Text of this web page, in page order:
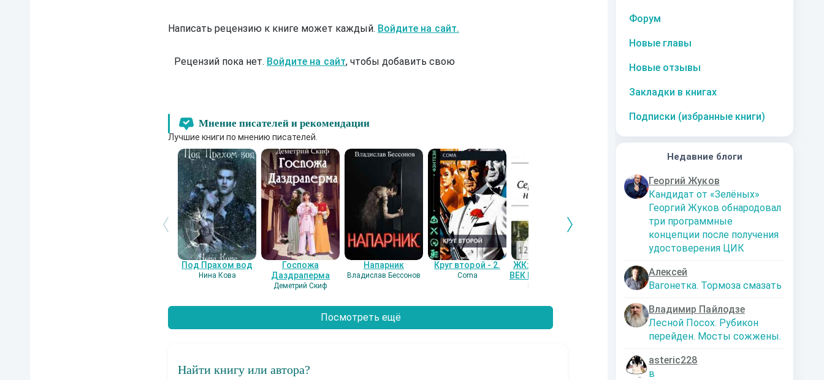
Форум
Новые главы
Новые отзывы
Закладки в книгах
Подписки (избранные книги)
Недавние блоги
Георгий Жуков
Кандидат от «Зелёных»
Георгий Жуков обнародовал
три программные
концепции после получения
удостоверения ЦИК
Алексей
Вагонетка. Тормоза смазать
Владимир Пайлодзе
Лесной Посох. Рубикон
перейден. Мосты сожжены.
asteric228
в
Написать рецензию к книге может каждый. Войдите на сайт.
Рецензий пока нет. Войдите на сайт, чтобы добавить свою
Мнение писателей и рекомендации
Лучшие книги по мнению писателей.
Под Прахом вод
Нина Кова
Госпожа
Даздраперма
Деметрий Скиф
Напарник
Владислав Бессонов
Круг второй - 2.
Coma
ЖК: СЕРЕБРЯНЫЙ
ВЕК НАШЕЙ ЛЮБВИ
Дальняя
экспедиция
Левадский Артем
современном мире
Посмотреть ещё
Найти книгу или автора?